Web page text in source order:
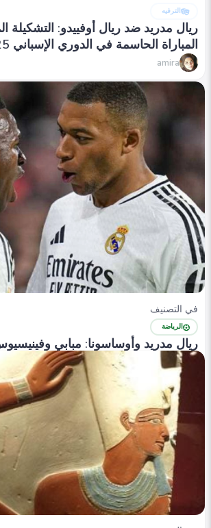
الترفيه
ريال مدريد ضد ريال أوفييدو: التشكيلة
المباراة الحاسمة في الدوري الإسباني 2025
amira
في التصنيف
الرياضة
ريال مدريد وأوساسونا: مبابي
قيادة الهجوم نحو الفوز
Yasmen alaa